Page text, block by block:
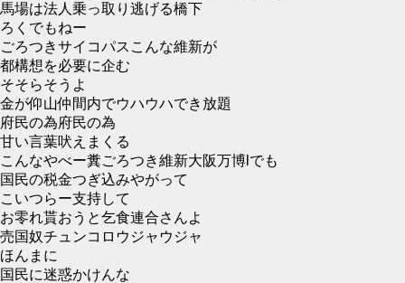
馬場は法人乗っ取り逃げる橋下
ろくでもねー
ごろつきサイコパスこんな維新が
都構想を必要に企む
そそらそうよ
金が仰山仲間内でウハウハでき放題
府民の為府民の為
甘い言葉吠えまくる
こんなやべー糞ごろつき維新大阪万博lでも
国民の税金つぎ込みやがって
こいつらー支持して
お零れ貰おうと乞食連合さんよ
売国奴チュンコロウジャウジャ
ほんまに
国民に迷惑かけんな